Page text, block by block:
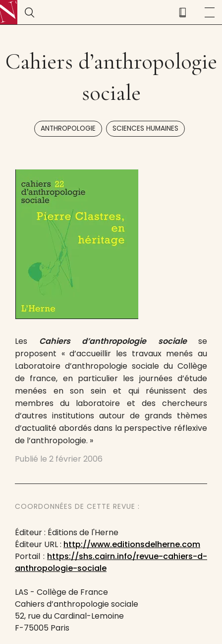
Cahiers d’anthropologie
sociale
ANTHROPOLOGIE , SCIENCES HUMAINES
Les Cahiers d’anthropologiesocialese
proposent « d’accueillir les travaux menés au
Laboratoire d’anthropologie sociale du Collège
de france, en particulier les journées d’étude
menées en son sein et qui réunissent des
membres du laboratoire et des chercheurs
d’autres institutions autour de grands thèmes
d’actualité abordés dans la perspective réflexive
de l’anthropologie. »
Publié le 2 février 2006
COORDONNÉES DE CETTE REVUE :
Éditeur : Éditions de l'Herne
Éditeur URL : http://www.editionsdelherne.com
Portail : https://shs.cairn.info/revue-cahiers-d-
anthropologie-sociale
LAS - Collège de France
Cahiers d’anthropologie sociale
52, rue du Cardinal-Lemoine
F-75005 Paris